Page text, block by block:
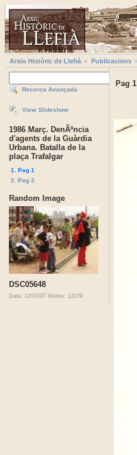
Arxiu Històric de Llefià Publicacions
Recerca Avançada
View Slideshow
1986 Març. DenÃºncia
d'agents de la Guàrdia
Urbana. Batalla de la
plaça Trafalgar
1. Pag 1
2. Pag 2
Random Image
DSC05648
Data: 12/03/07 Visites: 12179
Pag 1